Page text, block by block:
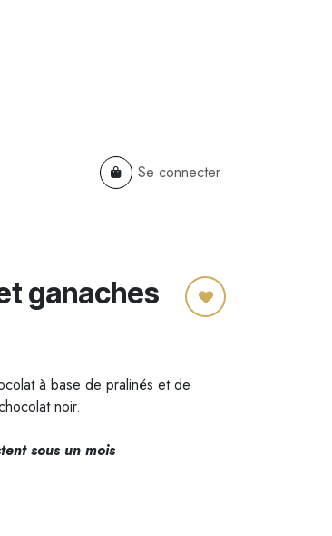
B2B Se connecter
ganaches
à base de pralinés et de
noir.
sous un mois